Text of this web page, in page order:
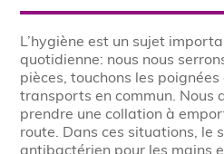
L’hygiène est un sujet
quotidienne: nous nous
pièces, touchons les
transports en commun. Nous
prendre une collation à
route. Dans ces situations, le
antibactérien pour les mains